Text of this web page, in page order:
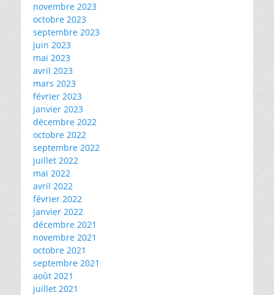
novembre 2023
octobre 2023
septembre 2023
juin 2023
mai 2023
avril 2023
mars 2023
février 2023
janvier 2023
décembre 2022
octobre 2022
septembre 2022
juillet 2022
mai 2022
avril 2022
février 2022
janvier 2022
décembre 2021
novembre 2021
octobre 2021
septembre 2021
août 2021
juillet 2021